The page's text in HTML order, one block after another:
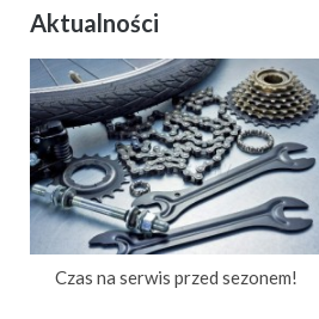
Aktualności
Czas na serwis przed sezonem!